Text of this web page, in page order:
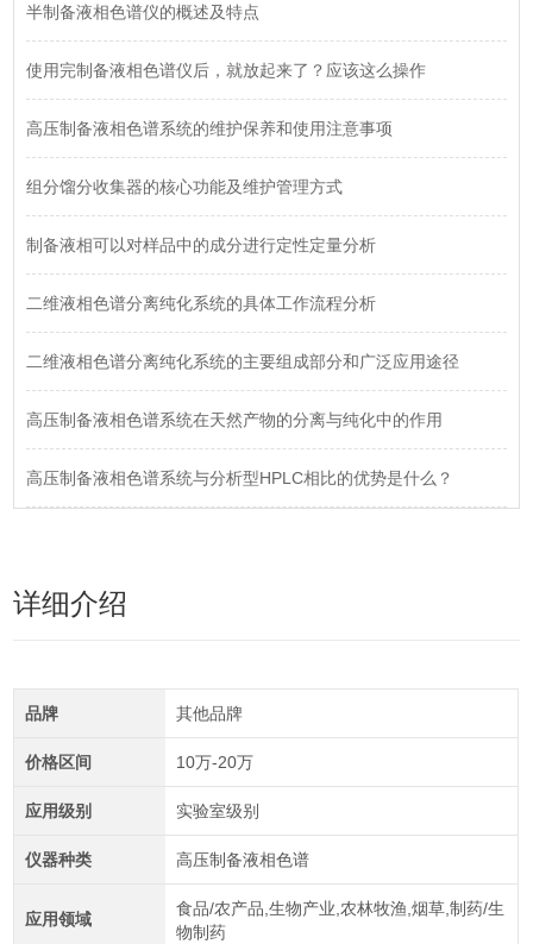
半制备液相色谱仪的概述及特点
使用完制备液相色谱仪后，就放起来了？应该这么操作
高压制备液相色谱系统的维护保养和使用注意事项
组分馏分收集器的核心功能及维护管理方式
制备液相可以对样品中的成分进行定性定量分析
二维液相色谱分离纯化系统的具体工作流程分析
二维液相色谱分离纯化系统的主要组成部分和广泛应用途径
高压制备液相色谱系统在天然产物的分离与纯化中的作用
高压制备液相色谱系统与分析型HPLC相比的优势是什么？
详细介绍
品牌 其他品牌
价格区间 10万-20万
应用级别 实验室级别
仪器种类 高压制备液相色谱
应用领域
食品/农产品,生物产业,农林牧渔,烟草,制药/生
物制药